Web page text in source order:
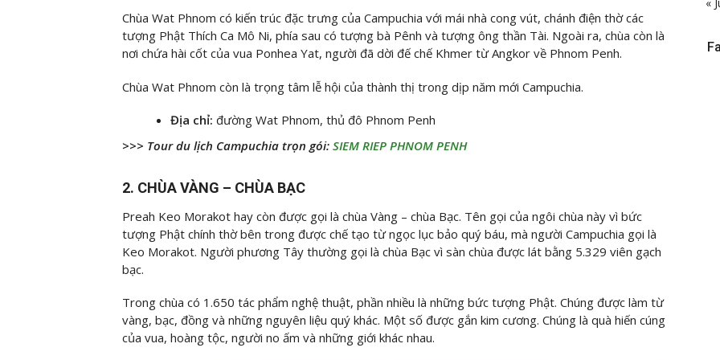
Chùa Wat Phnom có kiến trúc đặc trưng của Campuchia với mái nhà cong vút, chánh điện thờ các
tượng Phật Thích Ca Mô Ni, phía sau có tượng bà Pênh và tượng ông thần Tài. Ngoài ra, chùa còn là
nơi chứa hài cốt của vua Ponhea Yat, người đã dời đế chế Khmer từ Angkor về Phnom Penh.
Chùa Wat Phnom còn là trọng tâm lễ hội của thành thị trong dịp năm mới Campuchia.
Địa chỉ: đường Wat Phnom, thủ đô Phnom Penh
>>> Tour du lịch Campuchia trọn gói: SIEM RIEP PHNOM PENH
2. CHÙA VÀNG – CHÙA BẠC
Preah Keo Morakot hay còn được gọi là chùa Vàng – chùa Bạc. Tên gọi của ngôi chùa này vì bức
tượng Phật chính thờ bên trong được chế tạo từ ngọc lục bảo quý báu, mà người Campuchia gọi là
Keo Morakot. Người phương Tây thường gọi là chùa Bạc vì sàn chùa được lát bằng 5.329 viên gạch
bạc.
Trong chùa có 1.650 tác phẩm nghệ thuật, phần nhiều là những bức tượng Phật. Chúng được làm từ
vàng, bạc, đồng và những nguyên liệu quý khác. Một số được gắn kim cương. Chúng là quà hiến cúng
của vua, hoàng tộc, người no ấm và những giới khác nhau.